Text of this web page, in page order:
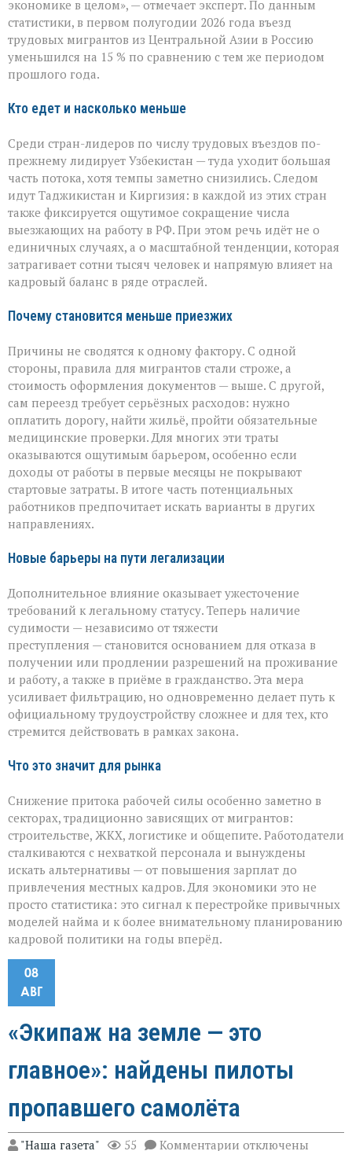
поток
трудовых
мигрантов
в
РФ
экономике в целом», — отмечает эксперт. По данным
статистики, в первом полугодии 2026 года въезд
трудовых мигрантов из Центральной Азии в Россию
уменьшился на 15 % по сравнению с тем же периодом
прошлого года.
Кто едет и насколько меньше
Среди стран-лидеров по числу трудовых въездов по-
прежнему лидирует Узбекистан — туда уходит большая
часть потока, хотя темпы заметно снизились. Следом
идут Таджикистан и Киргизия: в каждой из этих стран
также фиксируется ощутимое сокращение числа
выезжающих на работу в РФ. При этом речь идёт не о
единичных случаях, а о масштабной тенденции, которая
затрагивает сотни тысяч человек и напрямую влияет на
кадровый баланс в ряде отраслей.
Почему становится меньше приезжих
Причины не сводятся к одному фактору. С одной
стороны, правила для мигрантов стали строже, а
стоимость оформления документов — выше. С другой,
сам переезд требует серьёзных расходов: нужно
оплатить дорогу, найти жильё, пройти обязательные
медицинские проверки. Для многих эти траты
оказываются ощутимым барьером, особенно если
доходы от работы в первые месяцы не покрывают
стартовые затраты. В итоге часть потенциальных
работников предпочитает искать варианты в других
направлениях.
Новые барьеры на пути легализации
Дополнительное влияние оказывает ужесточение
требований к легальному статусу. Теперь наличие
судимости — независимо от тяжести
преступления — становится основанием для отказа в
получении или продлении разрешений на проживание
и работу, а также в приёме в гражданство. Эта мера
усиливает фильтрацию, но одновременно делает путь к
официальному трудоустройству сложнее и для тех, кто
стремится действовать в рамках закона.
Что это значит для рынка
Снижение притока рабочей силы особенно заметно в
секторах, традиционно зависящих от мигрантов:
строительстве, ЖКХ, логистике и общепите. Работодатели
сталкиваются с нехваткой персонала и вынуждены
искать альтернативы — от повышения зарплат до
привлечения местных кадров. Для экономики это не
просто статистика: это сигнал к перестройке привычных
моделей найма и к более внимательному планированию
кадровой политики на годы вперёд.
08
АВГ
«Экипаж на земле — это
главное»: найдены пилоты
пропавшего самолёта
"Наша газета" 55 Комментарии котключены